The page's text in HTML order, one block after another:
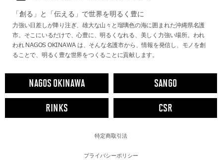
「創る」と「伝える」で世界を明るく豊に
力強い日差しが降り注ぎ、雄大な山々と瑠璃色の海に囲まれた沖縄県名護
市。そこにいるだけで、心豊に、明るくなれる、美しく力強い場所。われ
われ NAGOS OKINAWA は、そんな名護市から、情報を発信し、モノを創
ることで、明るく豊な世界をつくることに貢献します。
NAGOS OKINAWA
SANGO
RINKS
CSR
特定商取引法
プライバシーポリシー